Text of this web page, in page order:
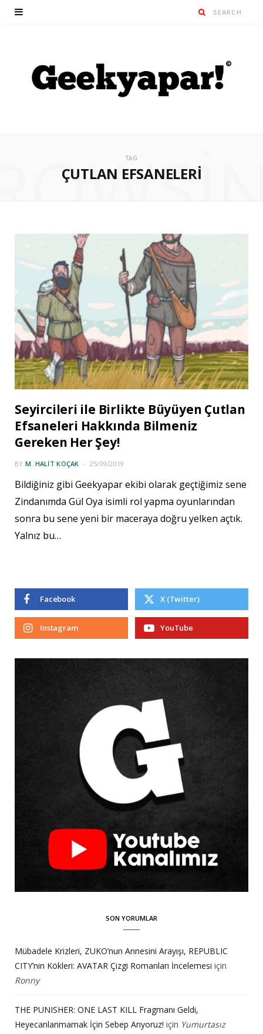
TAG
ÇUTLAN EFSANELERI
Seyircileri ile Birlikte Büyüyen Çutlan
Efsaneleri Hakkında Bilmeniz
Gereken Her Şey!
BY M. HALIT KOÇAK 25/09/2019
Bildiğiniz gibi Geekyapar ekibi olarak geçtiğimiz sene
Zindanımda Gül Oya isimli rol yapma oyunlarından
sonra bu sene yeni bir maceraya doğru yelken açtık.
Yalnız bu…
Facebook X (Twitter)
Instagram YouTube
SON YORUMLAR
Mübadele Krizleri, ZUKO’nun Annesini Arayışı, REPUBLIC
CITY’nin Kökleri: AVATAR Çizgi Romanları İncelemesi için
Ronny
THE PUNISHER: ONE LAST KILL Fragmanı Geldi,
Heyecanlanmamak İçin Sebep Arıyoruz! için Yumurtasız